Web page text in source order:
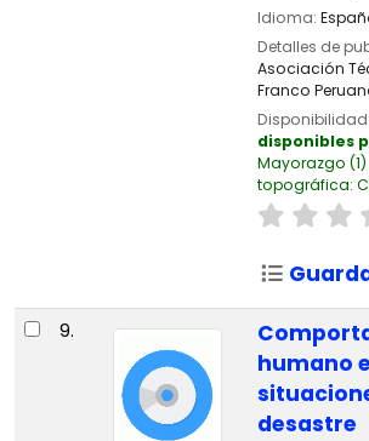
Idioma:
Detalles de
Asociación
Franco
Disponibilidad:
disponibles
Mayorazgo (1)
topográfica:
9.
humano
desastre